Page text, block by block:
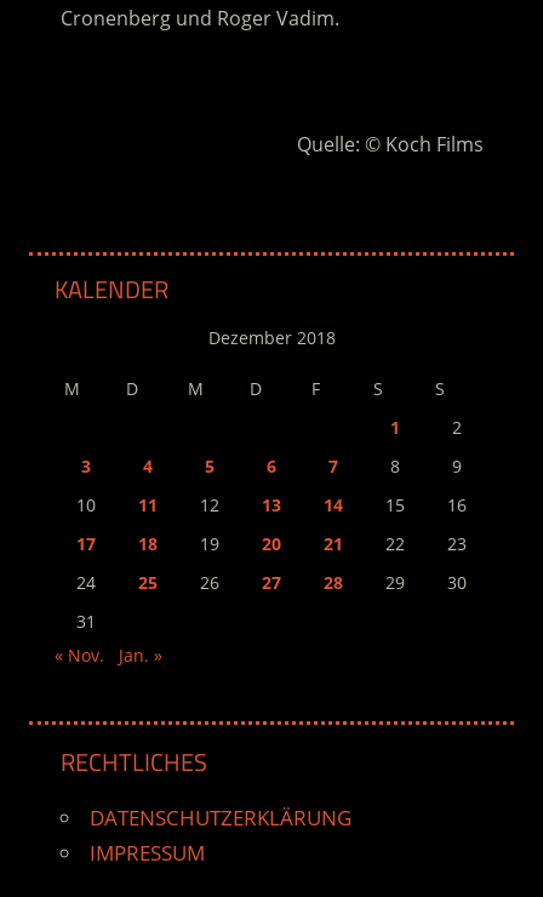
Cronenberg und Roger Vadim.
Quelle: © Koch Films
KALENDER
Dezember 2018
M D M D F S
S
1
2
3
4 5 6 7 8
9
10
11 12 13 14 15
16
17
18 19 20 21 22
23
24
25 26 27 28 29
30
31
« Nov.
Jan. »
RECHTLICHES
DATENSCHUTZERKLÄRUNG
IMPRESSUM